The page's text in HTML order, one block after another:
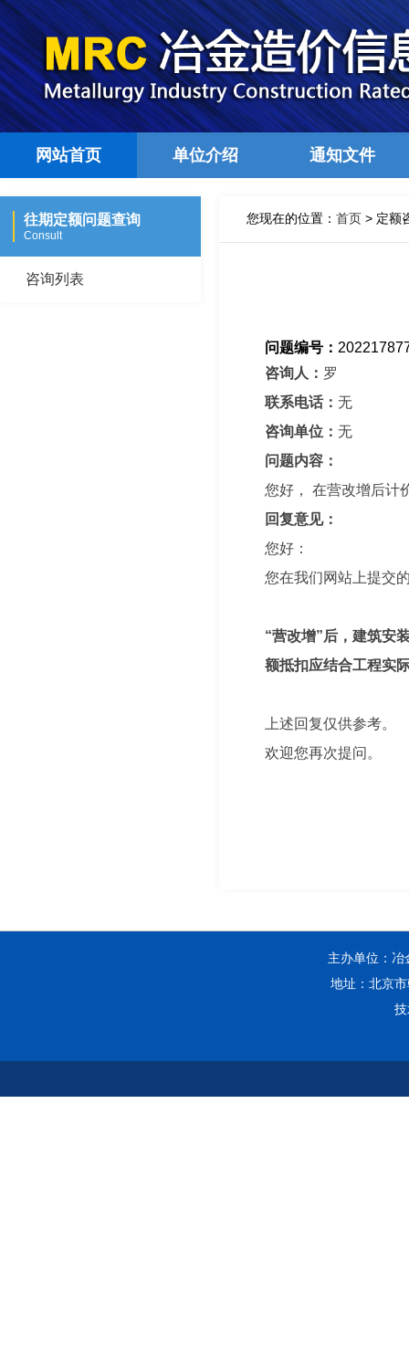
网站首页 单位介绍 通知文件
往期定额问题查询
Consult
咨询列表
您现在的位置： 首页 > 定额
问题编号：
咨询人： 罗
联系电话： 无
咨询单位： 无
问题内容：
您好， 在营改增后计
回复意见：
您好：
您在我们网站上提交
“营改增”后，建筑安
额抵扣应结合工程实
上述回复仅供参考。
欢迎您再次提问。
主办单位：
地址：北京